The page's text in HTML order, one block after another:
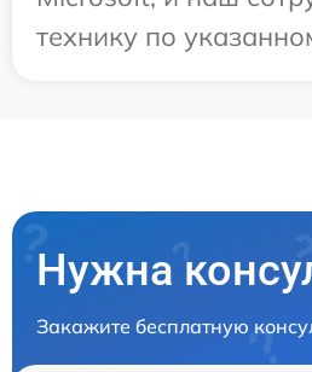
технику по
Нужна
Закажите бесплатную